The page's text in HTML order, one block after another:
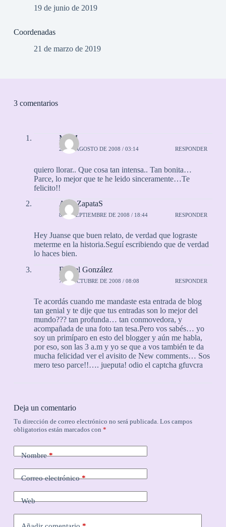
19 de junio de 2019
Coordenadas
21 de marzo de 2019
3 comentarios
M+M
21 DE AGOSTO DE 2008 / 03:14 RESPONDER
quiero llorar.. Que cosa tan intensa.. Tan bonita…
Parce, lo mejor que te he leido sinceramente…Te
felicito!!
AlejoZapataS
8 DE SEPTIEMBRE DE 2008 / 18:44 RESPONDER
Hey Juanse que buen relato, de verdad que lograste
meterme en la historia.Seguí escribiendo que de verdad
lo haces bien.
Daniel González
7 DE OCTUBRE DE 2008 / 08:08 RESPONDER
Te acordás cuando me mandaste esta entrada de blog
tan genial y te dije que tus entradas son lo mejor del
mundo??? tan profunda… tan conmovedora, y
acompañada de una foto tan tesa.Pero vos sabés… yo
soy un primíparo en esto del blogger y aún me habla,
por eso, son las 3 a.m y yo se que a vos también te da
mucha felicidad ver el avisito de New comments… Sos
mero teso parce!!…. jueputa! odio el captcha gfuvcra
Deja un comentario
Tu dirección de correo electrónico no será publicada. Los campos
obligatorios están marcados con *
Nombre*
Correo electrónico*
Web